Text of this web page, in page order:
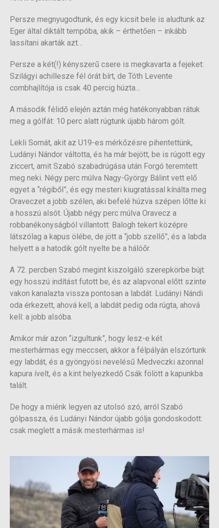
Persze megnyugodtunk, és egy kicsit bele is aludtunk az
Eger által diktált tempóba, akik – érthetően – inkább
lassítani akarták azt…
Persze a két(!) kényszerű csere is megkavarta a fejeket:
Szilágyi achillesze fél órát bírt, de Tóth Levente
combhajlítója is csak 40 percig húzta…
A második félidő elején aztán még hatékonyabban rátuk
meg a gólfát: 10 perc alatt rúgtunk újabb három gólt.
Lekli Somát, akit az U19-es mérkőzésre pihentettünk,
Ludányi Nándor váltotta, és ha már bejött, be is rúgott egy
ziccert, amit Szabó szabadrúgása után Forgó teremtett
meg neki. Négy perc múlva Nagy-György Bálint vett elő
egyet a “régiből”, és egy mesteri kiugratással kínálta meg
Oraveczet a jobb szélen, aki befelé húzva szépen lőtte ki
a hosszú alsót. Újabb négy perc múlva Oravecz a
robbanékonyságból villantott: Balogh tekert középre
látszólag a kapus ölébe, de jött a “jobb szellő”, és a labda
helyett a a hatodik gólt nyelte be a hálóőr.
A 72. percben Szabó megint kiszolgáló szerepkörbe bújt:
egy hosszú indítást futott be, és az alapvonal előtt szinte
vakon kanalazta vissza pontosan a labdát. Ludányi Nándi
oda érkezett, ahová kell, a labdát pedig oda rúgta, ahová
kell: a jobb alsóba.
Amikor már azon “izgultunk”, hogy lesz-e két
mesterhármas egy meccsen, akkor a félpályán elszórtunk
egy labdát, és a gyöngyösi nevelésű Medveczki azonnal
kapura ívelt, és a kint helyezkedő Csák fölött a kapunkba
talált.
De hogy a miénk legyen az utolsó szó, arról Szabó
gólpassza, és Ludányi Nándor újabb gólja gondoskodott:
csak meglett a másik mesterhármas is!